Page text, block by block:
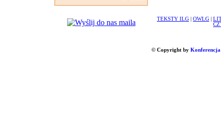
TEKSTY ILG OWLG
© Copyright by Konferencja